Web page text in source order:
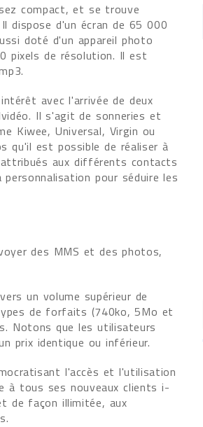
compact, et se trouve
dispose d'un écran de 65 000
doté d'un appareil photo
pixels de résolution. Il est
avec l'arrivée de deux
Il s'agit de sonneries et
Kiwee, Universal, Virgin ou
qu'il est possible de réaliser à
aux différents contacts
pour séduire les
des MMS et des photos,
un volume supérieur de
de forfaits (740ko, 5Mo et
Notons que les utilisateurs
prix identique ou inférieur.
l'accès et l'utilisation
à tous ses nouveaux clients i-
de façon illimitée, aux